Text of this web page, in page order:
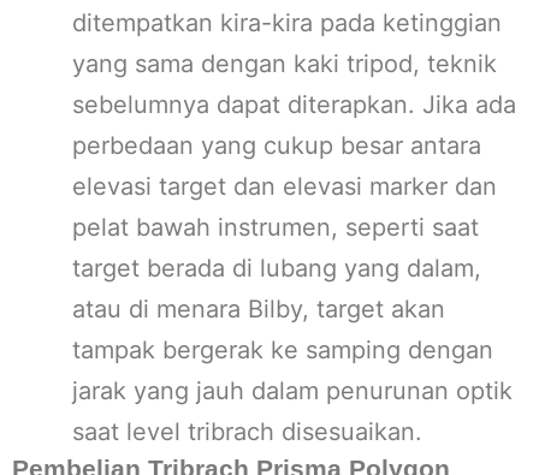
ditempatkan kira-kira pada ketinggian
yang sama dengan kaki tripod, teknik
sebelumnya dapat diterapkan. Jika ada
perbedaan yang cukup besar antara
elevasi target dan elevasi marker dan
pelat bawah instrumen, seperti saat
target berada di lubang yang dalam,
atau di menara Bilby, target akan
tampak bergerak ke samping dengan
jarak yang jauh dalam penurunan optik
saat level tribrach disesuaikan.
Pembelian Tribrach Prisma Polygon